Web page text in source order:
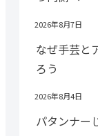
2026年8月7日
なぜ手芸と
ろう
2026年8月4日
パタンナー